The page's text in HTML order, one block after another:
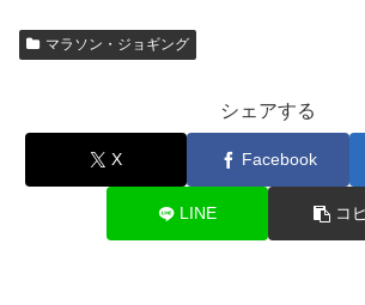
マラソン・ジョギング
シェアする
X Facebook
LINE コ